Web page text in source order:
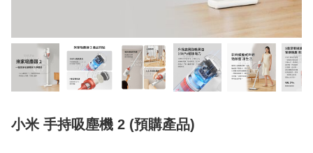
小米 手持吸塵機 2 (預購產品)